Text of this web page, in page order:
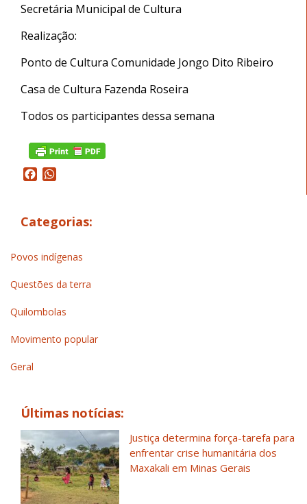
Secretária Municipal de Cultura
Realização:
Ponto de Cultura Comunidade Jongo Dito Ribeiro
Casa de Cultura Fazenda Roseira
Todos os participantes dessa semana
Facebook
Categorias:
Povos indígenas
Questões da terra
Quilombolas
Movimento popular
Geral
Últimas notícias:
Justiça determina força-tarefa para
enfrentar crise humanitária dos
Maxakali em Minas Gerais